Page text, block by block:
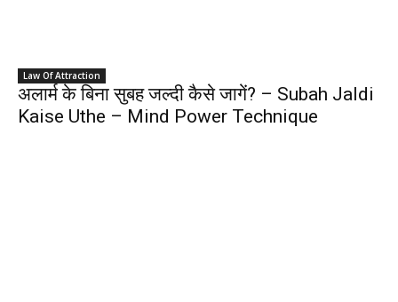
Law Of Attraction
अलार्म के बिना सुबह जल्दी कैसे जागें? – Subah Jaldi
Kaise Uthe – Mind Power Technique